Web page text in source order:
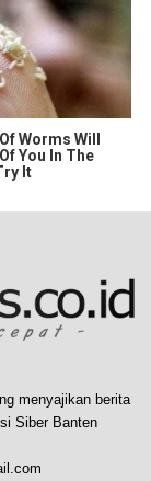
Worms Will
You In The
It
menyajikan berita
Siber Banten